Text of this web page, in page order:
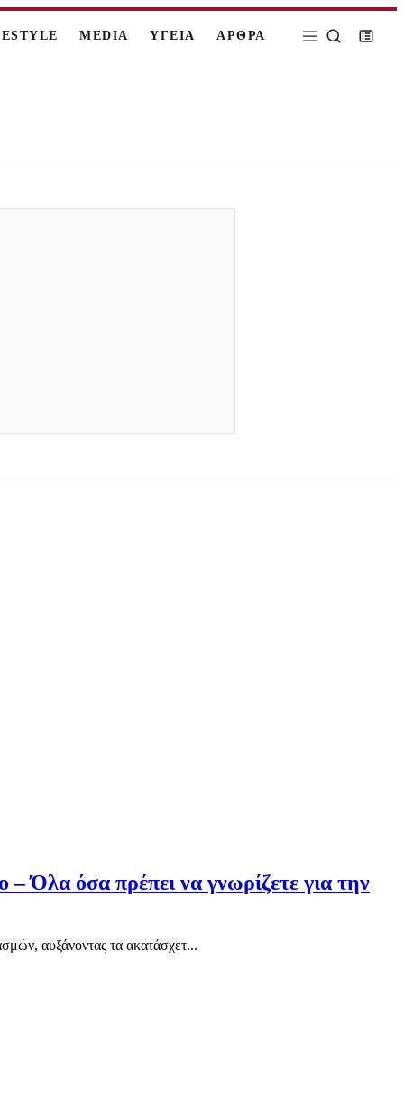
MEDIA ΥΓΕΙΑ ΑΡΘΡΑ
– Όλα όσα πρέπει να γνωρίζετε για την
αυξάνοντας τα ακατάσχετ...